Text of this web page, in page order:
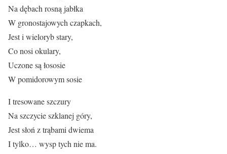
Na dębach rosną jabłka
W gronostajowych czapkach,
Jest i wieloryb stary,
Co nosi okulary,
Uczone są łososie
W pomidorowym sosie
I tresowane szczury
Na szczycie szklanej góry,
Jest słoń z trąbami dwiema
I tylko… wysp tych nie ma.